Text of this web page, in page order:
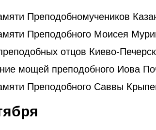
Преподобномучеников
Преподобного Моисея
отцов Киево-
мощей преподобного Иова
Преподобного Саввы